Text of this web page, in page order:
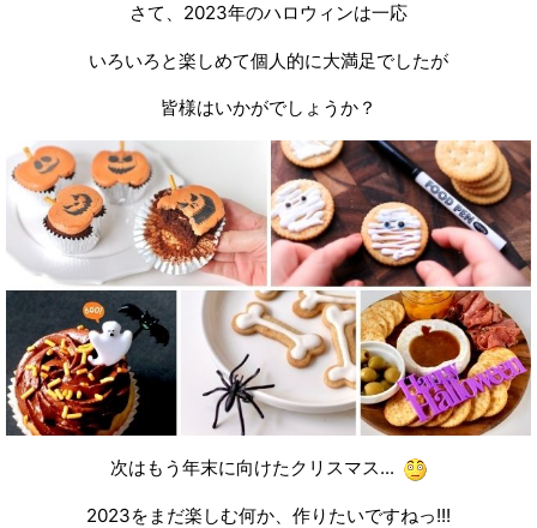
さて、2023年のハロウィンは一応
いろいろと楽しめて個人的に大満足でしたが
皆様はいかがでしょうか？
次はもう年末に向けたクリスマス...
2023をまだ楽しむ何か、作りたいですねっ!!!